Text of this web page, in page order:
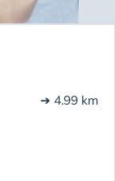
➔ 4.99 km